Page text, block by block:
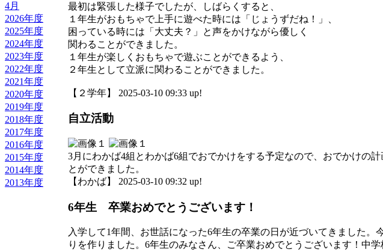
4月
2026年度
2025年度
2024年度
2023年度
2022年度
2021年度
2020年度
2019年度
2018年度
2017年度
2016年度
2015年度
2014年度
2013年度
最初は緊張した様子でしたが、しばらくすると、
１年生がおもちゃで上手に遊べた時には「じょうずだね！」、
困っている時には「大丈夫？」と声をかけながら優しく
関わることができました。
１年生が楽しくおもちゃで遊ぶことができるよう、
２年生として立派に関わることができました。
【２学年】 2025-03-10 09:33 up!
自立活動
3月にわかば4組とわかば6組でおでかけをする予定なので、おでかけの
とができました。
【わかば】 2025-03-10 09:32 up!
6年生 卒業おめでとうございます！
入学して1年間、お世話になった6年生の卒業の日が近づいてきました
りを作りました。6年生のみなさん、ご卒業おめでとうございます！中